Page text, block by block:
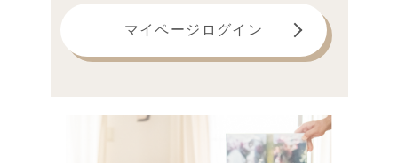
マイページログイン